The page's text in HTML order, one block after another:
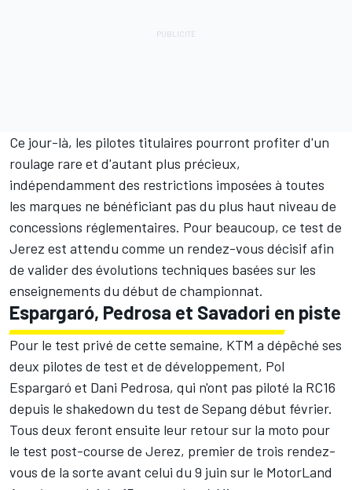
Ce jour-là, les pilotes titulaires pourront profiter d'un
roulage rare et d'autant plus précieux,
indépendamment des restrictions imposées à toutes
les marques ne bénéficiant pas du plus haut niveau de
concessions réglementaires. Pour beaucoup, ce test de
Jerez est attendu comme un rendez-vous décisif afin
de valider des évolutions techniques basées sur les
enseignements du début de championnat.
Espargaró, Pedrosa et Savadori en piste
Pour le test privé de cette semaine, KTM a dépêché ses
deux pilotes de test et de développement, Pol
Espargaró et Dani Pedrosa, qui n'ont pas piloté la RC16
depuis le shakedown du test de Sepang début février.
Tous deux feront ensuite leur retour sur la moto pour
le test post-course de Jerez, premier de trois rendez-
vous de la sorte avant celui du 9 juin sur le MotorLand